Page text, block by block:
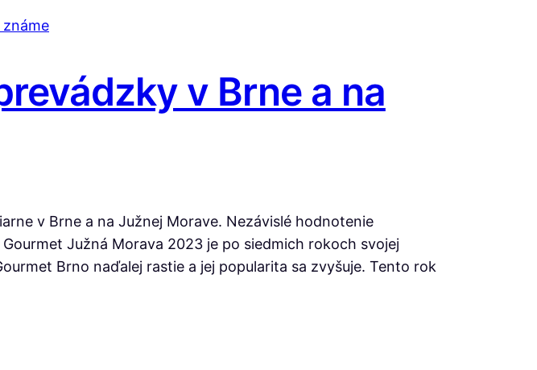
v Brne a na
v Brne a na Južnej Morave. Nezávislé hodnotenie
Južná Morava 2023 je po siedmich rokoch svojej
Brno naďalej rastie a jej popularita sa zvyšuje. Tento rok